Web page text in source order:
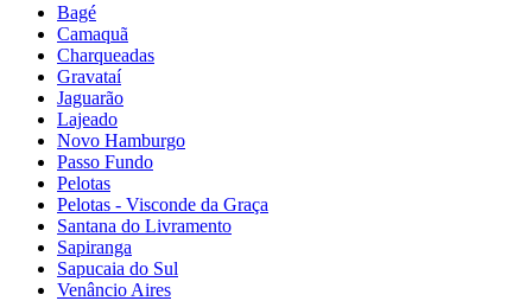
Bagé
Camaquã
Charqueadas
Gravataí
Jaguarão
Lajeado
Novo Hamburgo
Passo Fundo
Pelotas
Pelotas - Visconde da Graça
Santana do Livramento
Sapiranga
Sapucaia do Sul
Venâncio Aires